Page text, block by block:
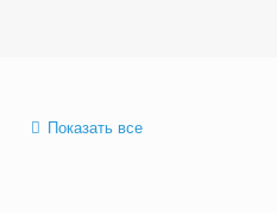
Показать все